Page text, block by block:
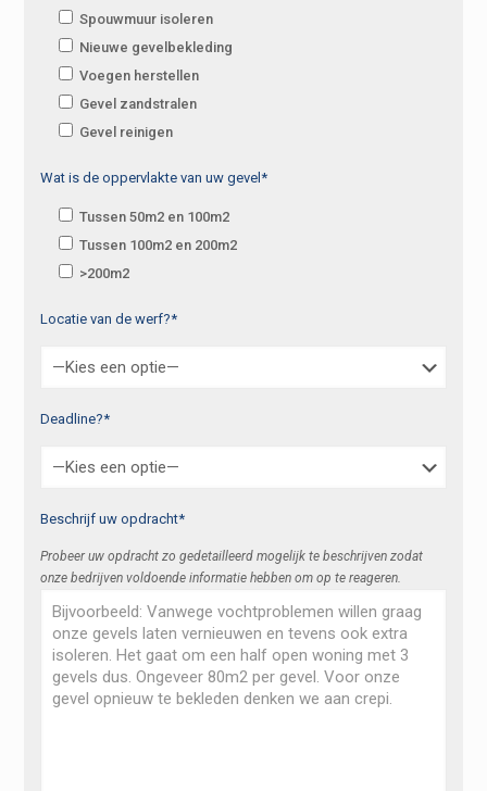
Spouwmuur isoleren
Nieuwe gevelbekleding
Voegen herstellen
Gevel zandstralen
Gevel reinigen
Wat is de oppervlakte van uw gevel*
Tussen 50m2 en 100m2
Tussen 100m2 en 200m2
>200m2
Locatie van de werf?*
Deadline?*
Beschrijf uw opdracht*
Probeer uw opdracht zo gedetailleerd mogelijk te beschrijven zodat
onze bedrijven voldoende informatie hebben om op te reageren.